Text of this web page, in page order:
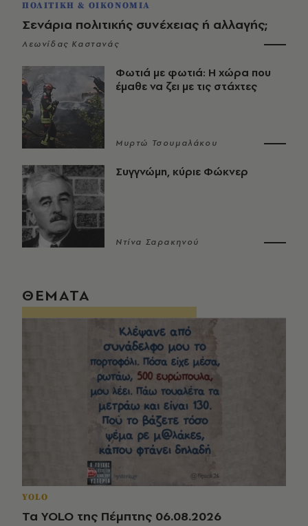
ΠΟΛΙΤΙΚΗ & ΟΙΚΟΝΟΜΙΑ
Σενάρια πολιτικής συνέχειας ή αλλαγής;
Λεωνίδας Καστανάς
Φωτιά με φωτιά: Η χώρα που
έμαθε να ζει με τις στάχτες
Μυρτώ Τσουμαλάκου
Συγγνώμη, κύριε Φώκνερ
Ντίνα Σαρακηνού
ΘΕΜΑΤΑ
YOLO
Τα YOLO της Πέμπτης 06.08.2026